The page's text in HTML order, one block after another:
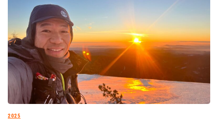
2025